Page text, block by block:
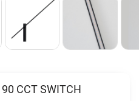
CCT SWITCH